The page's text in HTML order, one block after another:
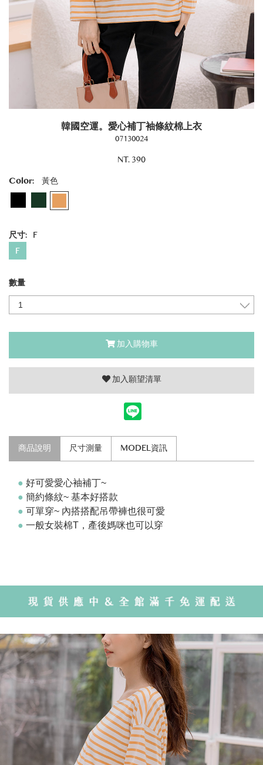
韓國空運。愛心補丁袖條紋棉上衣
07130024
NT. 390
Color:
黃色
尺寸: F
F
數量
加入購物車
加入願望清單
商品說明 尺寸測量 MODEL資訊
● 好可愛愛心袖補丁~
● 簡約條紋~ 基本好搭款
● 可單穿~ 內搭搭配吊帶褲也很可愛
● 一般女裝棉T，產後媽咪也可以穿